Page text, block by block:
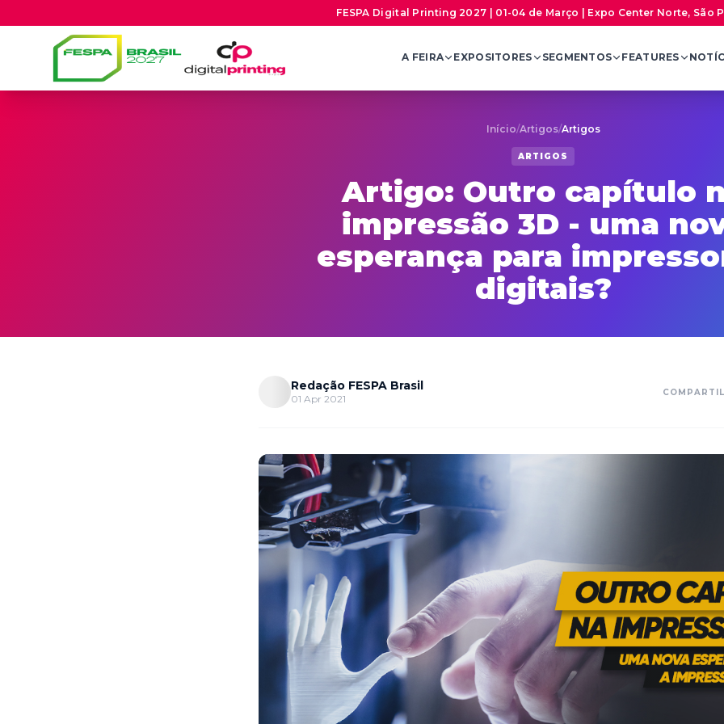
FESPA Digital Printing 2027 | 01-04 de Março | Expo Center Norte, São
A FEIRA EXPOSITORES SEGMENTOS FEATURES
Início/Artigos/Artigos
ARTIGOS
Artigo: Outro capítulo
impressão 3D - uma
esperança para
digitais?
Redação FESPA Brasil
01 Apr 2021